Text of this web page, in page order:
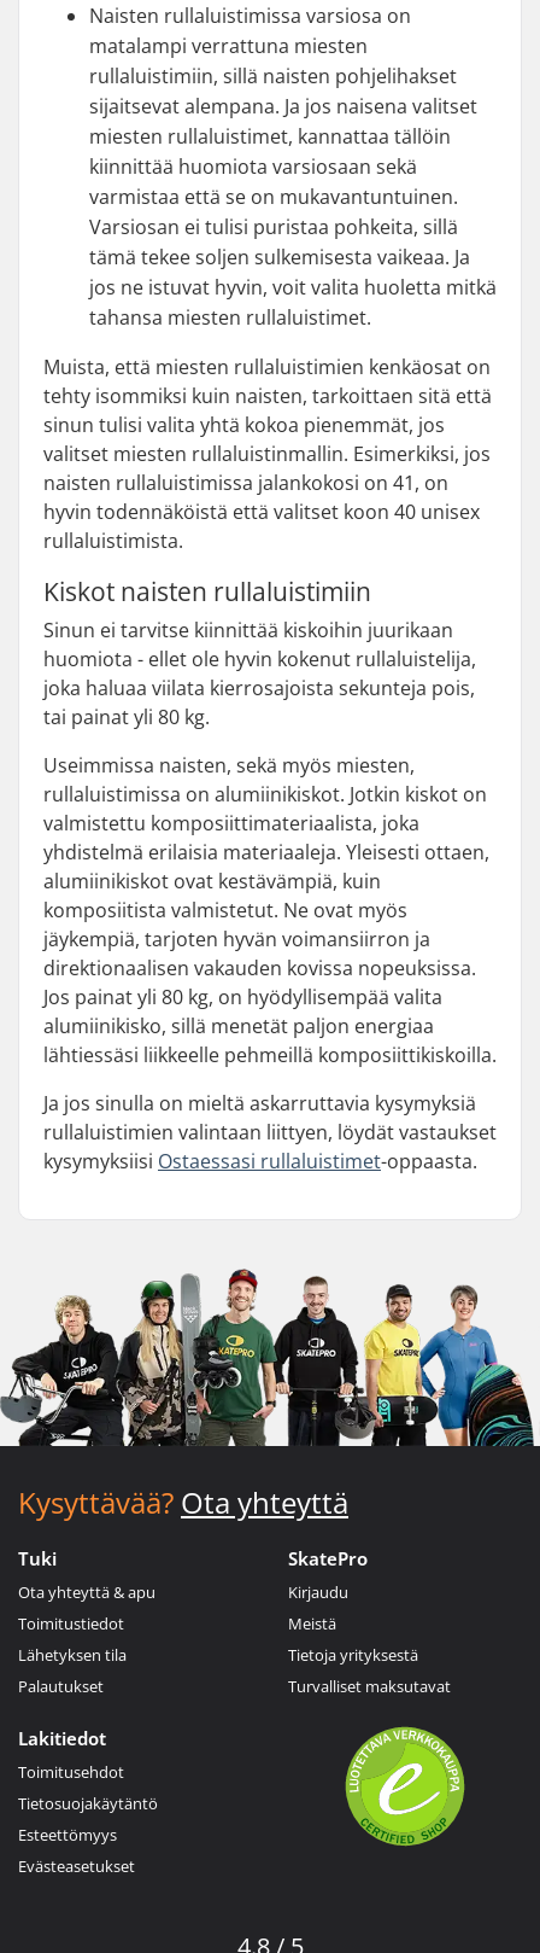
Naisten rullaluistimissa varsiosa on
matalampi verrattuna miesten
rullaluistimiin, sillä naisten pohjelihakset
sijaitsevat alempana. Ja jos naisena valitset
miesten rullaluistimet, kannattaa tällöin
kiinnittää huomiota varsiosaan sekä
varmistaa että se on mukavantuntuinen.
Varsiosan ei tulisi puristaa pohkeita, sillä
tämä tekee soljen sulkemisesta vaikeaa. Ja
jos ne istuvat hyvin, voit valita huoletta mitkä
tahansa miesten rullaluistimet.
Muista, että miesten rullaluistimien kenkäosat on
tehty isommiksi kuin naisten, tarkoittaen sitä että
sinun tulisi valita yhtä kokoa pienemmät, jos
valitset miesten rullaluistinmallin. Esimerkiksi, jos
naisten rullaluistimissa jalankokosi on 41, on
hyvin todennäköistä että valitset koon 40 unisex
rullaluistimista.
Kiskot naisten rullaluistimiin
Sinun ei tarvitse kiinnittää kiskoihin juurikaan
huomiota - ellet ole hyvin kokenut rullaluistelija,
joka haluaa viilata kierrosajoista sekunteja pois,
tai painat yli 80 kg.
Useimmissa naisten, sekä myös miesten,
rullaluistimissa on alumiinikiskot. Jotkin kiskot on
valmistettu komposiittimateriaalista, joka
yhdistelmä erilaisia materiaaleja. Yleisesti ottaen,
alumiinikiskot ovat kestävämpiä, kuin
komposiitista valmistetut. Ne ovat myös
jäykempiä, tarjoten hyvän voimansiirron ja
direktionaalisen vakauden kovissa nopeuksissa.
Jos painat yli 80 kg, on hyödyllisempää valita
alumiinikisko, sillä menetät paljon energiaa
lähtiessäsi liikkeelle pehmeillä komposiittikiskoilla.
Ja jos sinulla on mieltä askarruttavia kysymyksiä
rullaluistimien valintaan liittyen, löydät vastaukset
kysymyksiisi Ostaessasi rullaluistimet-oppaasta.
Kysyttävää? Ota yhteyttä
Tuki
Ota yhteyttä & apu
Toimitustiedot
Lähetyksen tila
Palautukset
SkatePro
Kirjaudu
Meistä
Tietoja yrityksestä
Turvalliset maksutavat
Lakitiedot
Toimitusehdot
Tietosuojakäytäntö
Esteettömyys
Evästeasetukset
4.8 / 5